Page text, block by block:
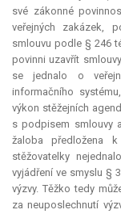
své zákonné
veřejných zakázek,
smlouvu podle § 246
povinni uzavřít
se jednalo o
informačního
výkon stěžejních
s podpisem smlouvy
žaloba předložena
stěžovatelky
vyjádření ve smyslu §
výzvy. Těžko tedy
za neuposlechnutí